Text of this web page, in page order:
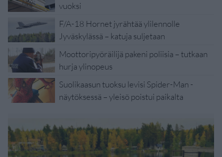
vuoksi
F/A-18 Hornet jyrähtää ylilennolle
Jyväskylässä – katuja suljetaan
Moottoripyöräilijä pakeni poliisia – tutkaan
hurja ylinopeus
Suolikaasun tuoksu levisi Spider-Man -
näytöksessä – yleisö poistui paikalta